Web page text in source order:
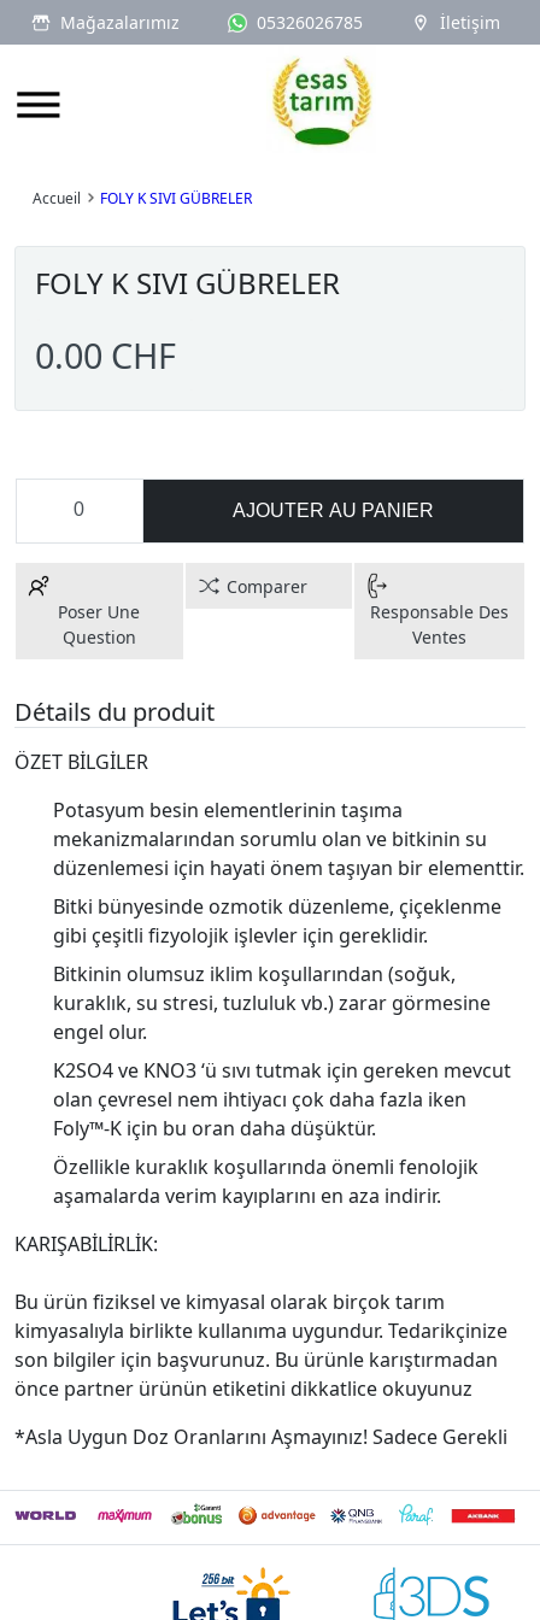
Mağazalarımız 05326026785 İletişim
Logo
Accueil FOLY K SIVI GÜBRELER
FOLY K SIVI GÜBRELER
0.00 CHF
AJOUTER AU PANIER
Poser Une
Question
Comparer
Responsable Des
Ventes
Détails du produit
ÖZET BİLGİLER
Potasyum besin elementlerinin taşıma
mekanizmalarından sorumlu olan ve bitkinin su
düzenlemesi için hayati önem taşıyan bir elementtir.
Bitki bünyesinde ozmotik düzenleme, çiçeklenme
gibi çeşitli fizyolojik işlevler için gereklidir.
Bitkinin olumsuz iklim koşullarından (soğuk,
kuraklık, su stresi, tuzluluk vb.) zarar görmesine
engel olur.
K2SO4 ve KNO3 ‘ü sıvı tutmak için gereken mevcut
olan çevresel nem ihtiyacı çok daha fazla iken
Foly™-K için bu oran daha düşüktür.
Özellikle kuraklık koşullarında önemli fenolojik
aşamalarda verim kayıplarını en aza indirir.
KARIŞABİLİRLİK:
Bu ürün fiziksel ve kimyasal olarak birçok tarım
kimyasalıyla birlikte kullanıma uygundur. Tedarikçinize
son bilgiler için başvurunuz. Bu ürünle karıştırmadan
önce partner ürünün etiketini dikkatlice okuyunuz
*Asla Uygun Doz Oranlarını Aşmayınız! Sadece Gerekli